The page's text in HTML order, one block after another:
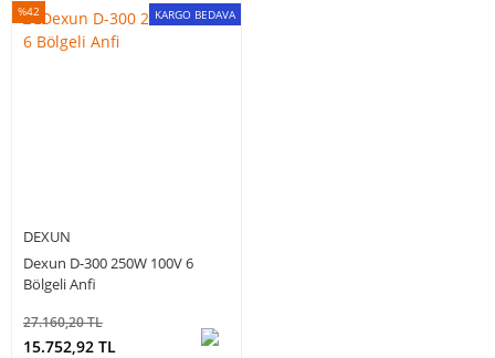
KARGO BEDAVA
DEXUN
Dexun D-300 250W 100V 6
Bölgeli Anfi
%42
27.160,20 TL
15.752,92 TL